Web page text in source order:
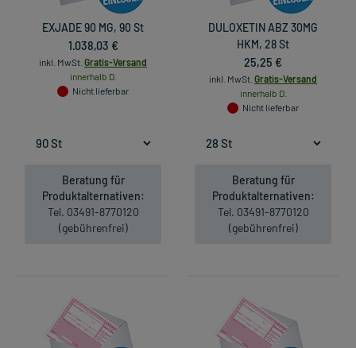
EXJADE 90 MG, 90 St
1.038,03 €
inkl. MwSt. Gratis-Versand
innerhalb D.
Nicht lieferbar
Beratung für
Produktalternativen:
Tel. 03491-8770120
(gebührenfrei)
DULOXETIN ABZ 30MG
HKM, 28 St
25,25 €
inkl. MwSt. Gratis-Versand
innerhalb D.
Nicht lieferbar
Beratung für
Produktalternativen:
Tel. 03491-8770120
(gebührenfrei)